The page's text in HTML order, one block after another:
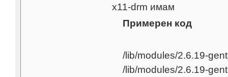
x11-drm имам
Примерен код
/lib/modules/2.6.19-
/lib/modules/2.6.19-